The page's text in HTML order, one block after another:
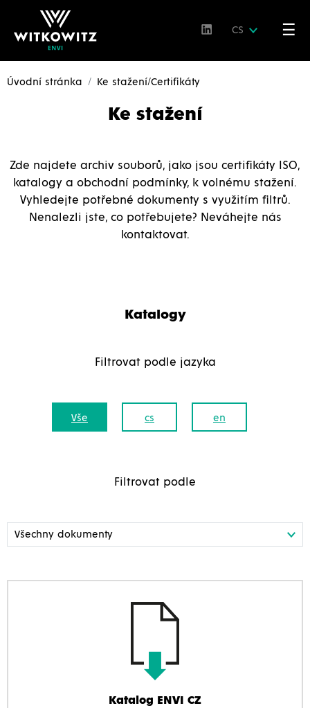
CS ☰
Úvodní stránka Ke stažení/Certifikáty
Ke stažení
Zde najdete archiv souborů, jako jsou certifikáty ISO,
katalogy a obchodní podmínky, k volnému stažení.
Vyhledejte potřebné dokumenty s využitím filtrů.
Nenalezli jste, co potřebujete? Neváhejte nás
kontaktovat.
Katalogy
Filtrovat podle jazyka
Vše cs en
Filtrovat podle
Katalog ENVI CZ